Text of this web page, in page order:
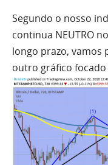
Segundo o nosso
continua NEUTRO
longo prazo,
outro gráfico